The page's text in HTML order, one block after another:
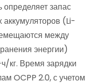
определяет запас
(Li-
между
энергии)
кг. Время зарядки
OCPP 2.0, с учетом